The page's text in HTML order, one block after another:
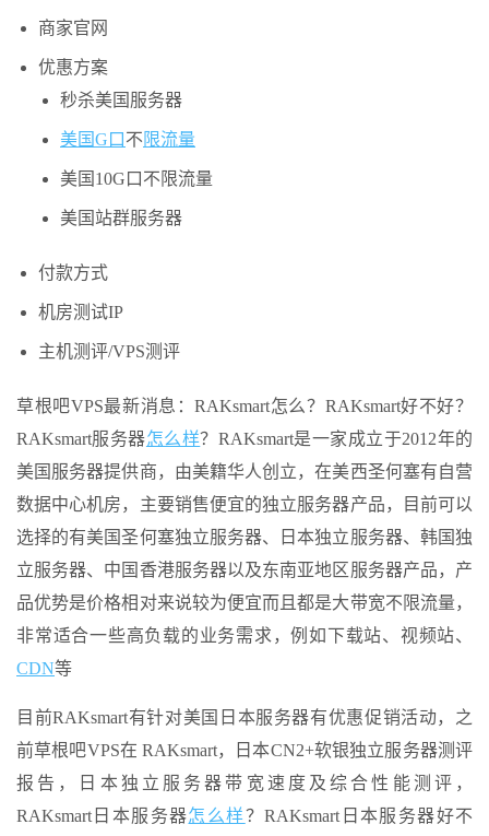
商家官网
优惠方案
秒杀美国服务器
美国G口 不 限流量
美国10G口不限流量
美国站群服务器
付款方式
机房测试IP
主机测评/VPS测评
草根吧VPS最新消息：RAKsmart怎么？RAKsmart好不好？
RAKsmart服务器怎么样？RAKsmart是一家成立于2012年的
美国服务器提供商，由美籍华人创立，在美西圣何塞有自营
数据中心机房，主要销售便宜的独立服务器产品，目前可以
选择的有美国圣何塞独立服务器、日本独立服务器、韩国独
立服务器、中国香港服务器以及东南亚地区服务器产品，产
品优势是价格相对来说较为便宜而且都是大带宽不限流量，
非常适合一些高负载的业务需求，例如下载站、视频站、
CDN等
目前RAKsmart有针对美国日本服务器有优惠促销活动，之
前草根吧VPS在 RAKsmart，日本CN2+软银独立服务器测评
报告，日本独立服务器带宽速度及综合性能测评，
RAKsmart日本服务器怎么样？RAKsmart日本服务器好不